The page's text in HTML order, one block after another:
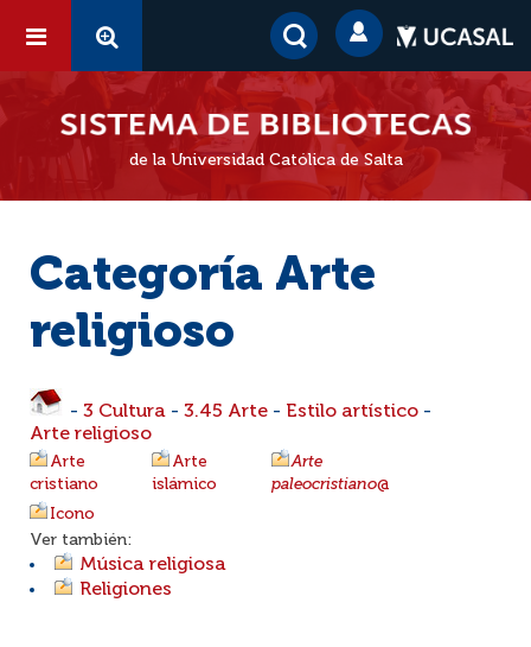
de la Universidad Católica de Salta
Categoría Arte
religioso
- 3 Cultura - 3.45 Arte - Estilo artístico -
Arte religioso
Arte
cristiano
Arte
islámico
Arte
paleocristiano@
Icono
Ver también:
Música religiosa
Religiones